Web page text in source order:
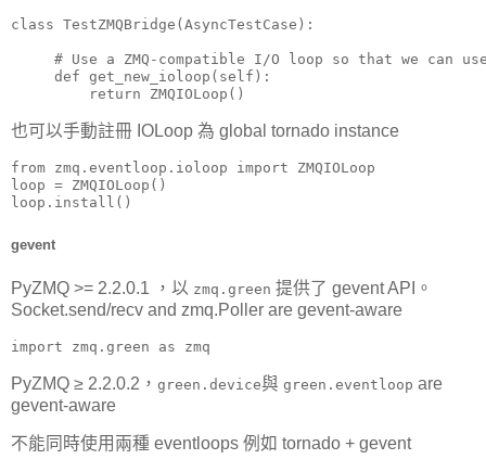
class TestZMQBridge(AsyncTestCase):
# Use a ZMQ-compatible I/O loop so that we can
     def get_new_ioloop(self):
         return ZMQIOLoop()
也可以手動註冊 IOLoop 為 global tornado instance
from zmq.eventloop.ioloop import ZMQIOLoop
loop = ZMQIOLoop()
loop.install()
gevent
PyZMQ >= 2.2.0.1 ，以 zmq.green 提供了 gevent API。
Socket.send/recv and zmq.Poller are gevent-aware
import zmq.green as zmq
PyZMQ ≥ 2.2.0.2， green.device與 green.eventloop are
gevent-aware
不能同時使用兩種 eventloops 例如 tornado + gevent